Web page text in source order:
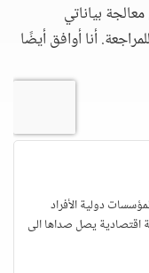
بياناتي
أنا أوافق أيضًا
دولية الأفراد
اقتصادية يصل صداها الى